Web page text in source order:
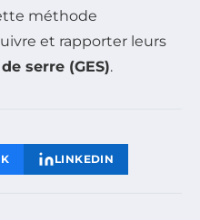
méthode
et rapporter leurs
serre (GES).
LINKEDIN